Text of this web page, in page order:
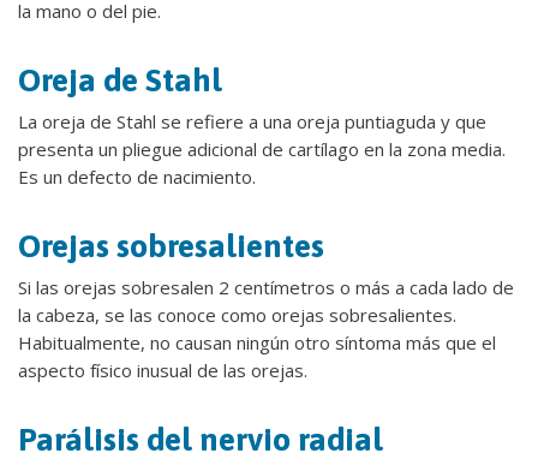
la mano o del pie.
Oreja de Stahl
La oreja de Stahl se refiere a una oreja puntiaguda y que
presenta un pliegue adicional de cartílago en la zona media.
Es un defecto de nacimiento.
Orejas sobresalientes
Si las orejas sobresalen 2 centímetros o más a cada lado de
la cabeza, se las conoce como orejas sobresalientes.
Habitualmente, no causan ningún otro síntoma más que el
aspecto físico inusual de las orejas.
Parálisis del nervio radial